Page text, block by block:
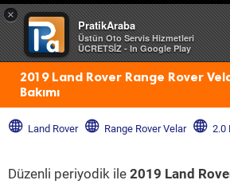
×
PratikAraba
Üstün Oto Servis Hizmetleri
ÜCRETSİZ - In Google Play
2019 Land Rover Range Rover
Bakımı
Land Rover Range Rover Velar 2.0
Düzenli periyodik ile 2019 Land